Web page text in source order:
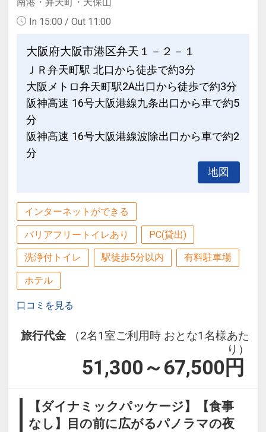
In 15:00 / Out 11:00
大阪府大阪市港区弁天１－２－１
ＪＲ弁天町駅 北口から徒歩で約3分
大阪メトロ弁天町駅2A出口から徒歩で約3分
阪神高速 16号大阪港線九条出口から車で約5
分
阪神高速 16号大阪港線波除出口から車で約2
分
地図
インターネットができる
バリアフリートイレあり PC(貸出)
洗浄付トイレ 駅徒歩5分以内 有料駐車場
ホテル
口コミを見る
旅行代金
（2名1室ご利用時 おとな1名様あた
り）
51,300～67,500 円
【ダイナミックパッケージ】【食事
なし】目の前に広がるパノラマの夜